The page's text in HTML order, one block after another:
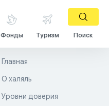
Фонды Туризм Поиск
Главная
О халяль
Уровни доверия